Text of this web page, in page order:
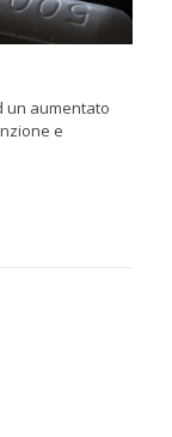
un aumentato
e